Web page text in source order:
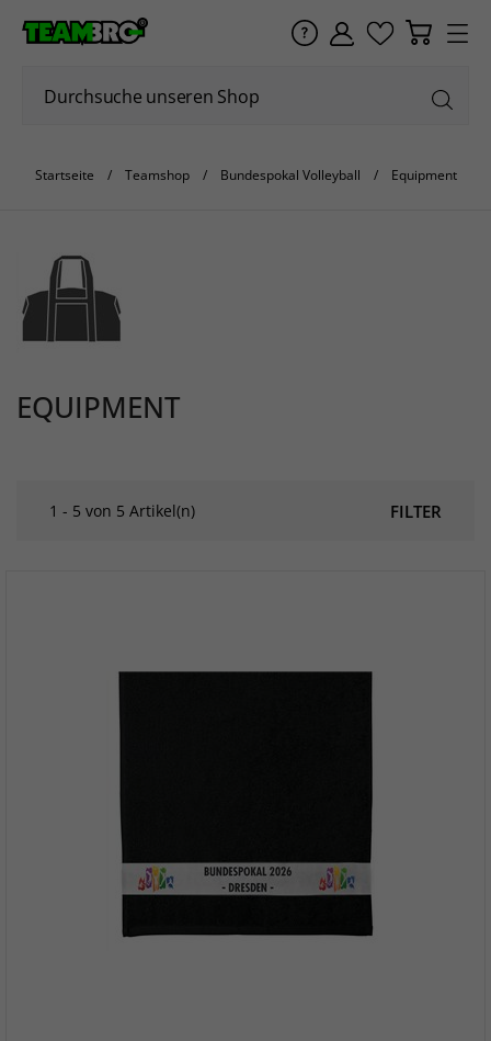
Startseite Teamshop Bundespokal Volleyball Equipment
EQUIPMENT
FILTER
1 - 5 von 5 Artikel(n)